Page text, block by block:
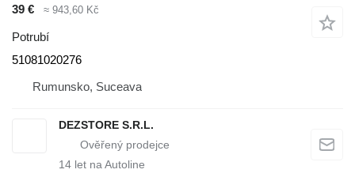
39 € ≈ 943,60 Kč
Potrubí
51081020276
Rumunsko, Suceava
DEZSTORE S.R.L.
14 let na Autoline